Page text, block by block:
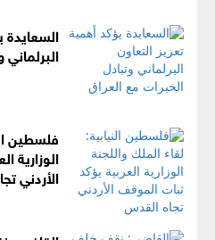
السعايدة
فلسطين
الوزارية
الأردني